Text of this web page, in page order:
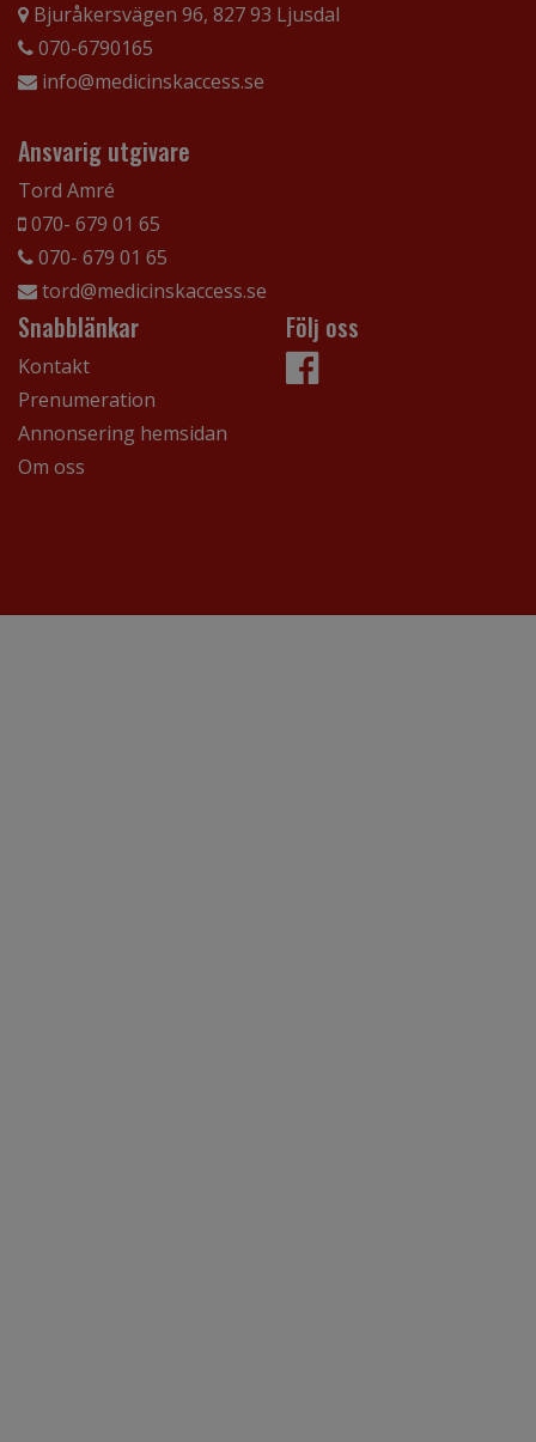
Bjuråkersvägen 96, 827 93 Ljusdal
070-6790165
info@medicinskaccess.se
Ansvarig utgivare
Tord Amré
070- 679 01 65
070- 679 01 65
tord@medicinskaccess.se
Snabblänkar
Kontakt
Prenumeration
Annonsering hemsidan
Om oss
Följ oss